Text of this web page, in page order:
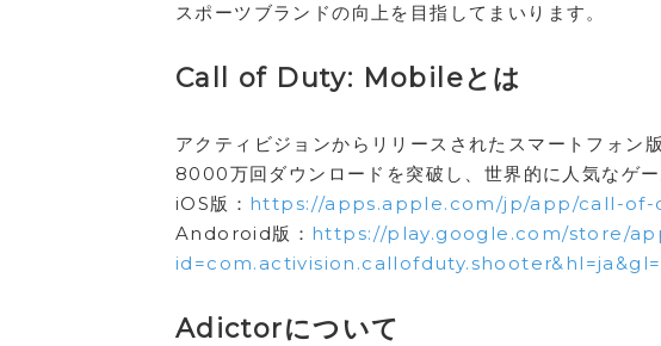
スポーツブランドの向上を目指してまいります。
Call of Duty: Mobileとは
アクティビジョンからリリースされたスマートフォ
8000万回ダウンロードを突破し、世界的に人気なゲー
iOS版： https://apps.apple.com/jp/app/call-of-
Andoroid版： https://play.google.com/store/
Adictorについて